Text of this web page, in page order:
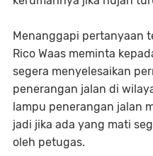
Menanggapi pertanyaan
Rico Waas meminta
segera menyelesaikan
penerangan jalan di
lampu penerangan jalan
jadi jika ada yang mati
oleh petugas.